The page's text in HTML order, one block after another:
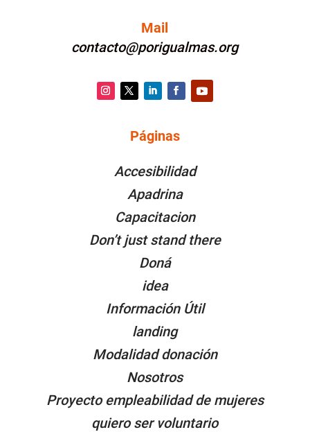
Mail
contacto@porigualmas.org
Facebook
Páginas
Accesibilidad
Apadrina
Capacitacion
Don’t just stand there
Doná
idea
Información Útil
landing
Modalidad donación
Nosotros
Proyecto empleabilidad de mujeres
quiero ser voluntario